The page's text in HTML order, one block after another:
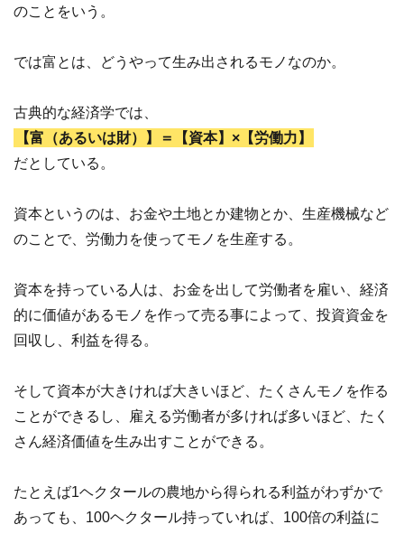
のことをいう。
では富とは、どうやって生み出されるモノなのか。
古典的な経済学では、
【富（あるいは財）】＝【資本】×【労働力】
だとしている。
資本というのは、お金や土地とか建物とか、生産機械など
のことで、労働力を使ってモノを生産する。
資本を持っている人は、お金を出して労働者を雇い、経済
的に価値があるモノを作って売る事によって、投資資金を
回収し、利益を得る。
そして資本が大きければ大きいほど、たくさんモノを作る
ことができるし、雇える労働者が多ければ多いほど、たく
さん経済価値を生み出すことができる。
たとえば1ヘクタールの農地から得られる利益がわずかで
あっても、100ヘクタール持っていれば、100倍の利益に